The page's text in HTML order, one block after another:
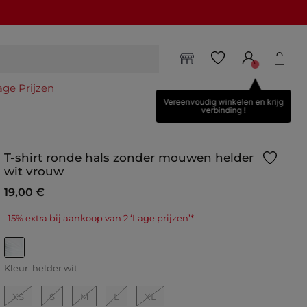
Vereenvoudig winkelen en krijg
verbinding !
Prijzen
T-shirt ronde hals zonder mouwen helder
wit vrouw
19,00 €
-15% extra bij aankoop van 2 ‘Lage prijzen’*
geselecteerd
Kleur: helder wit
XS S M L XL